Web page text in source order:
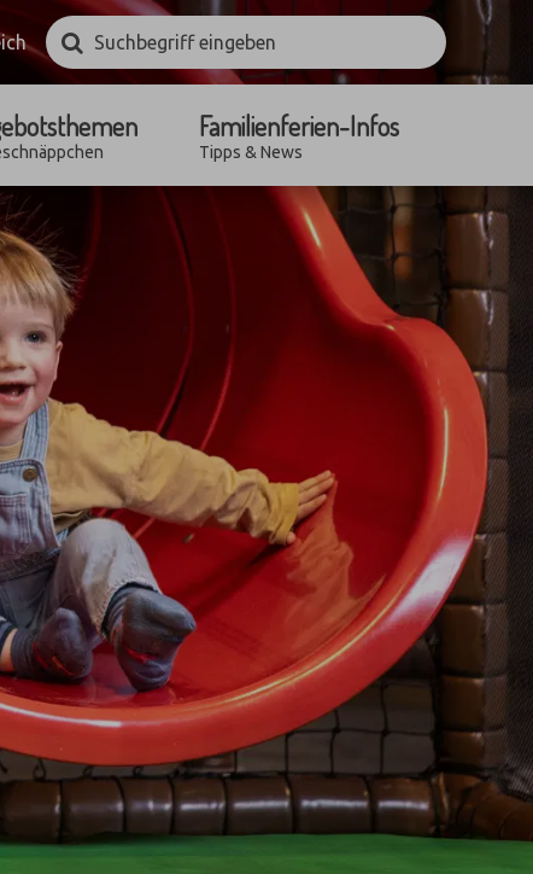
Suchbegriff
eingebenSuchen
Familienferien-Infos
Tipps & News